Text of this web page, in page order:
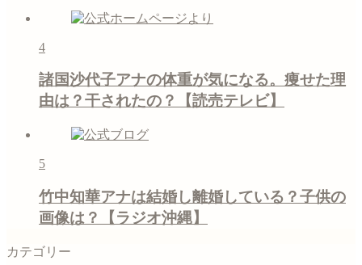
4
諸国沙代子アナの体重が気になる。痩せた理
由は？干されたの？【読売テレビ】
5
竹中知華アナは結婚し離婚している？子供の
画像は？【ラジオ沖縄】
カテゴリー